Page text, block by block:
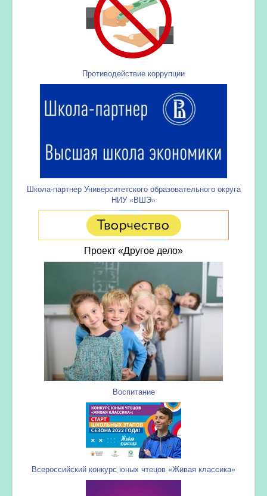
Противодействие коррупции
Школа-партнер Университетского образовательного округа
НИУ «ВШЭ»
Проект «Другое дело»
Воспитание
Всероссийский конкурс юных чтецов «Живая классика»